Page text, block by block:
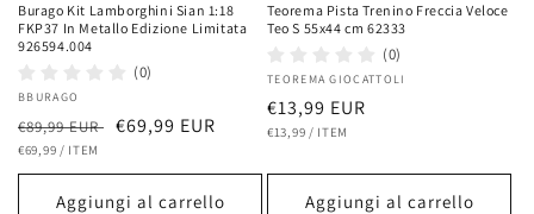
Burago Kit Lamborghini Sian 1:18
FKP37 In Metallo Edizione Limitata
926594.004
(0)
Fornitore:
BBURAGO
Prezzo
di
listino
€89,99 EUR Prezzo
€69,99 EUR
PREZZO
€69,99 / PER
ITEM
Aggiungi al carrello
Teorema Pista Trenino Freccia Veloce
Teo S 55x44 cm 62333
(0)
Fornitore:
TEOREMA GIOCATTOLI
Prezzo
di
€13,99 EUR
PREZZO
€13,99 / PER
ITEM
Aggiungi al carrello